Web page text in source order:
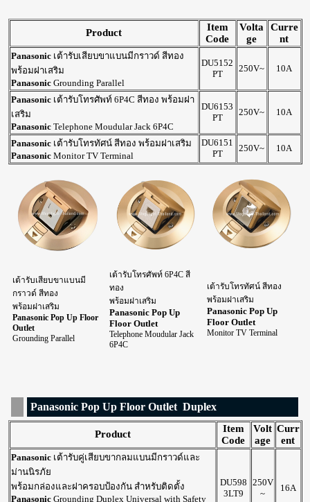
Product
Item
Code
Volta
ge
Curre
nt
Panasonicเต้ารับเสียบขาแบนมีกราวด์ สีทอง
พร้อมฝาเสริม
PanasonicGrounding Parallel
DU5152
PT
250V~ 10A
Panasonicเต้ารับโทรศัพท์ 6P4C สีทอง พร้อมฝา
เสริม
PanasonicTelephone Moudular Jack 6P4C
DU6153
PT
250V~ 10A
Panasonicเต้ารับโทรทัศน์ สีทอง พร้อมฝาเสริม
PanasonicMonitor TV Terminal
DU6151
PT
250V~ 10A
เต้ารับเสียบขาแบนมี
กราวด์ สีทอง
พร้อมฝาเสริม
Panasonic Pop Up Floor
Outlet
Grounding Parallel
เต้ารับโทรศัพท์ 6P4C สี
ทอง
พร้อมฝาเสริม
Panasonic Pop Up
Floor Outlet
Telephone Moudular Jack
6P4C
เต้ารับโทรทัศน์ สีทอง
พร้อมฝาเสริม
Panasonic Pop Up
Floor Outlet
Monitor TV Terminal
Panasonic Pop Up Floor Outlet Duplex
Product
Item
Code
Volt
age
Curr
ent
Panasonicเต้ารับคู่เสียบขากลมแบนมีกราวด์และ
ม่านนิรภัย
พร้อมกล่องและฝาครอบป้องกัน สำหรับติดตั้ง
PanasonicGrounding Duplex Universal with Safety
DU598
3LT9
250V
~
16A